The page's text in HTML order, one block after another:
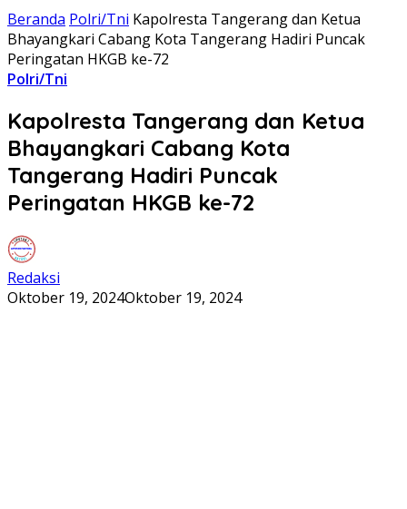
Beranda Polri/Tni Kapolresta Tangerang dan Ketua
Bhayangkari Cabang Kota Tangerang Hadiri Puncak
Peringatan HKGB ke-72
Polri/Tni
Kapolresta Tangerang dan Ketua
Bhayangkari Cabang Kota
Tangerang Hadiri Puncak
Peringatan HKGB ke-72
Redaksi
Oktober 19, 2024Oktober 19, 2024